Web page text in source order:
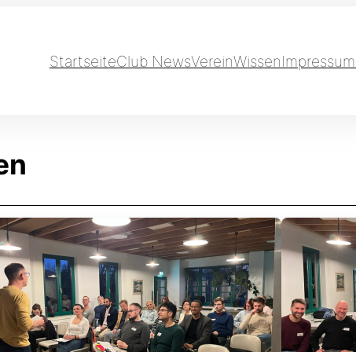
StartseiteClub NewsVereinWissenImpressum